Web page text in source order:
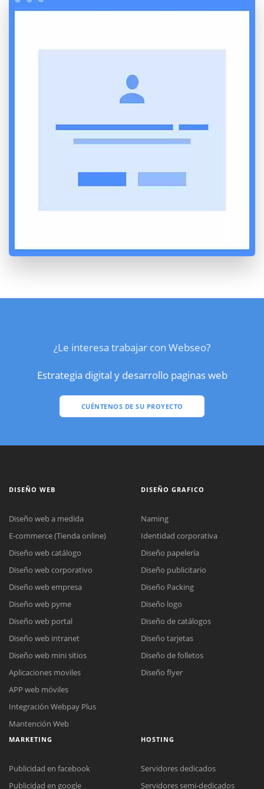
¿Le interesa trabajar con Webseo?
Estrategia digital y desarrollo paginas web
CUÉNTENOS DE SU PROYECTO
DISEÑO WEB
Diseño web a medida
E-commerce (Tienda online)
Diseño web catálogo
Diseño web corporativo
Diseño web empresa
Diseño web pyme
Diseño web portal
Diseño web intranet
Diseño web mini sitios
Aplicaciones moviles
APP web móviles
Integración Webpay Plus
Mantención Web
DISEÑO GRAFICO
Naming
Identidad corporativa
Diseño papelería
Diseño publicitario
Diseño Packing
Diseño logo
Diseño de catálogos
Diseño tarjetas
Diseño de folletos
Diseño flyer
MARKETING
Publicidad en facebook
Publicidad en google
HOSTING
Servidores dedicados
Servidores semi-dedicados